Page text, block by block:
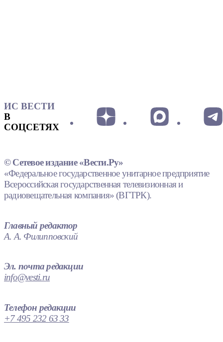
ИС ВЕСТИ
В
СОЦСЕТЯХ
© Сетевое издание «Вести.Ру»
«Федеральное государственное унитарное предприятие
Всероссийская государственная телевизионная и
радиовещательная компания» (ВГТРК).
Главный редактор
А. А. Филипповский
Эл. почта редакции
info@vesti.ru
Телефон редакции
+7 495 232 63 33